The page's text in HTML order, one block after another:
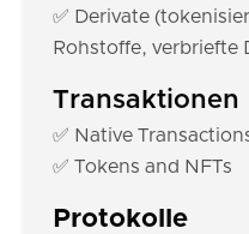
✅ Derivate
Rohstoffe, verbriefte
Transaktionen
✅ Native
✅ Tokens and NFTs
Protokolle